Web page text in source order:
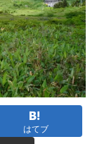
はてブ